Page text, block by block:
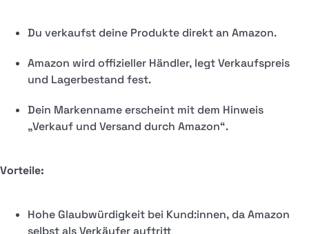
Du verkaufst deine Produkte direkt an Amazon.
Amazon wird offizieller Händler, legt Verkaufspreis
und Lagerbestand fest.
Dein Markenname erscheint mit dem Hinweis
„Verkauf und Versand durch Amazon“.
Vorteile:
Hohe Glaubwürdigkeit bei Kund:innen, da Amazon
selbst als Verkäufer auftritt